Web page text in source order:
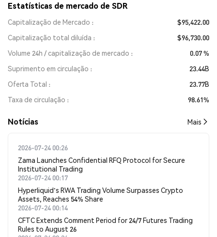
Estatísticas de mercado de SDR
Capitalização de Mercado
$95,422.00
Capitalização total diluída
$96,730.00
Volume 24h / capitalização de mercado
0.07 %
Suprimento em circulação
23.44B
Oferta Total
23.77B
Taxa de circulação
98.61%
​​Notícias​​ Mais
2026-07-24 00:26
Zama Launches Confidential RFQ Protocol for Secure
Institutional Trading
2026-07-24 00:17
Hyperliquid's RWA Trading Volume Surpasses Crypto
Assets, Reaches 54% Share
2026-07-24 00:14
CFTC Extends Comment Period for 24/7 Futures Trading
Rules to August 26